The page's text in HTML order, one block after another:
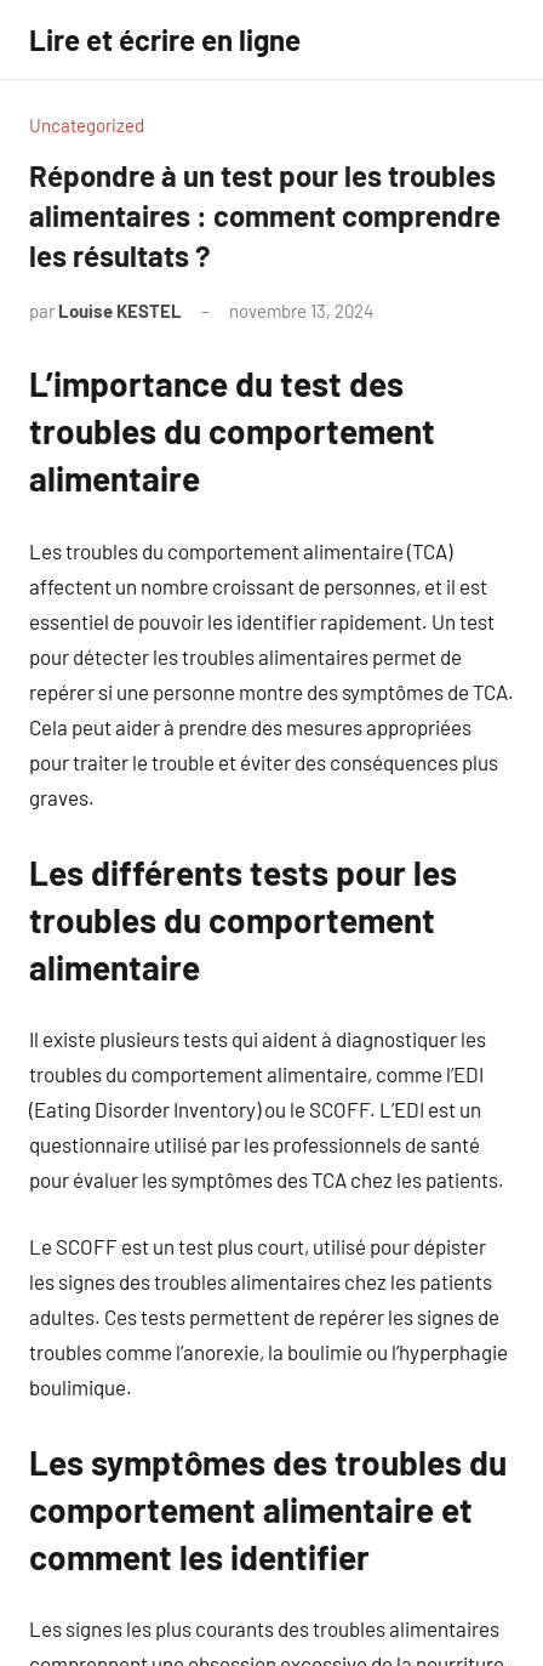
contenu
Lire et écrire en ligne
Uncategorized
Répondre à un test pour les troubles
alimentaires : comment comprendre
les résultats ?
par Louise KESTEL novembre 13, 2024
L’importance du test des
troubles du comportement
alimentaire
Les troubles du comportement alimentaire (TCA)
affectent un nombre croissant de personnes, et il est
essentiel de pouvoir les identifier rapidement. Un test
pour détecter les troubles alimentaires permet de
repérer si une personne montre des symptômes de TCA.
Cela peut aider à prendre des mesures appropriées
pour traiter le trouble et éviter des conséquences plus
graves.
Les différents tests pour les
troubles du comportement
alimentaire
Il existe plusieurs tests qui aident à diagnostiquer les
troubles du comportement alimentaire, comme l’EDI
(Eating Disorder Inventory) ou le SCOFF. L’EDI est un
questionnaire utilisé par les professionnels de santé
pour évaluer les symptômes des TCA chez les patients.
Le SCOFF est un test plus court, utilisé pour dépister
les signes des troubles alimentaires chez les patients
adultes. Ces tests permettent de repérer les signes de
troubles comme l’anorexie, la boulimie ou l’hyperphagie
boulimique.
Les symptômes des troubles du
comportement alimentaire et
comment les identifier
Les signes les plus courants des troubles alimentaires